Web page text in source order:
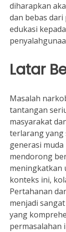
diharapkan
dan bebas
edukasi
Latar
Masalah
tantangan
masyarakat
terlarang yang
generasi
mendorong
meningkatkan
konteks ini,
Pertahanan
menjadi
yang
permasalahan